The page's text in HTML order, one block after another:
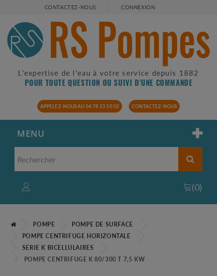
CONTACTEZ-NOUS CONNEXION
L'expertise de l'eau à votre service depuis 1882
POUR TOUTE QUESTION OU SUIVI D'UNE COMMANDE
APPELEZ-NOUS AU 04 78 33 50 02 CONTACTEZ-NOUS
MENU
(0)
POMPE
POMPE DE SURFACE
POMPE CENTRIFUGE HORIZONTALE
SERIE K BICELLULAIRES
POMPE CENTRIFUGE K 80/300 T 7,5 KW